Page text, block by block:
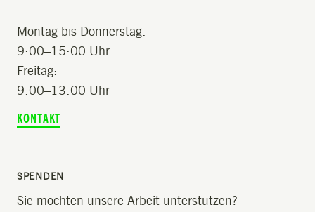
Montag bis Donnerstag:
9:00–15:00 Uhr
Freitag:
9:00–13:00 Uhr
KONTAKT
SPENDEN
Sie möchten unsere Arbeit unterstützen?